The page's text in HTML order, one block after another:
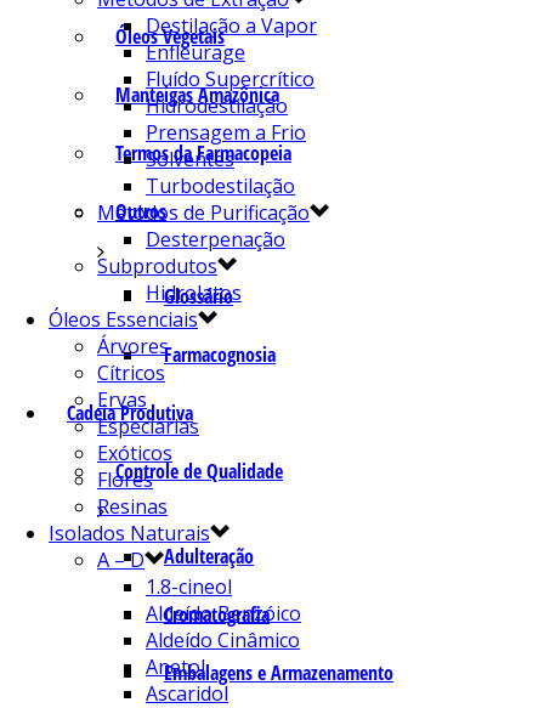
Óleos Vegetais
Manteigas Amazônica
Termos da Farmacopeia
Outros
Glossário
Farmacognosia
Cadeia Produtiva
Controle de Qualidade
Adulteração
Cromatografia
Embalagens e Armazenamento
Destilação a Vapor
Enfleurage
Fluído Supercrítico
Hidrodestilação
Prensagem a Frio
Solventes
Turbodestilação
Métodos de Purificação
Desterpenação
Subprodutos
Hidrolatos
Óleos Essenciais
Árvores
Cítricos
Ervas
Especiarias
Exóticos
Flores
Resinas
Isolados Naturais
A – D
1.8-cineol
Aldeído Benzóico
Aldeído Cinâmico
Anetol
Ascaridol